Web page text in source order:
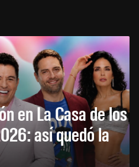
en La Casa de los
así quedó la